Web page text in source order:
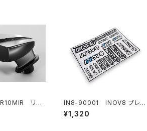
リア
ット(LR) AMR
IN8-90001 INOV8 プレカ
ットデカールシート
¥1,320